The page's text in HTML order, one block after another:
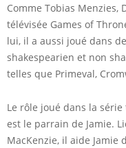
Comme Tobias Menzies,
télévisée Games of
lui, il a aussi joué dans
shakespearien et non
telles que Primeval,
Le rôle joué dans la série
est le parrain de Jamie.
MacKenzie, il aide